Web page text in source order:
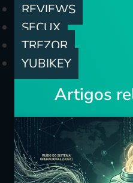
REVIEWS
SECUX
TREZOR
YUBIKEY
Artigos